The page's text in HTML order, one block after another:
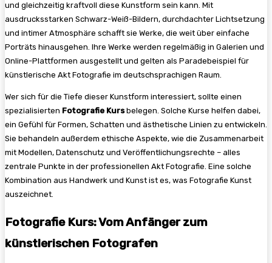
und gleichzeitig kraftvoll diese Kunstform sein kann. Mit
ausdrucksstarken Schwarz-Weiß-Bildern, durchdachter Lichtsetzung
und intimer Atmosphäre schafft sie Werke, die weit über einfache
Porträts hinausgehen. Ihre Werke werden regelmäßig in Galerien und
Online-Plattformen ausgestellt und gelten als Paradebeispiel für
künstlerische Akt Fotografie im deutschsprachigen Raum.
Wer sich für die Tiefe dieser Kunstform interessiert, sollte einen
spezialisierten Fotografie Kursbelegen. Solche Kurse helfen dabei,
ein Gefühl für Formen, Schatten und ästhetische Linien zu entwickeln.
Sie behandeln außerdem ethische Aspekte, wie die Zusammenarbeit
mit Modellen, Datenschutz und Veröffentlichungsrechte – alles
zentrale Punkte in der professionellen Akt Fotografie. Eine solche
Kombination aus Handwerk und Kunst ist es, was Fotografie Kunst
auszeichnet.
Fotografie Kurs: Vom Anfänger zum
künstlerischen Fotografen